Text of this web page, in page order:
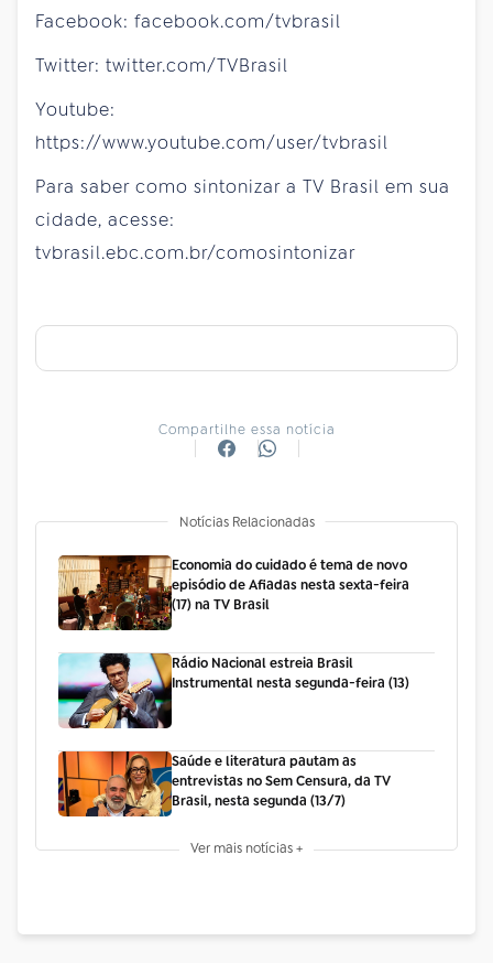
Facebook: facebook.com/tvbrasil
Twitter: twitter.com/TVBrasil
Youtube:
https://www.youtube.com/user/tvbrasil
Para saber como sintonizar a TV Brasil em sua
cidade, acesse:
tvbrasil.ebc.com.br/comosintonizar
Compartilhe essa notícia
Notícias Relacionadas
Economia do cuidado é tema de novo
episódio de Afiadas nesta sexta-feira
(17) na TV Brasil
Rádio Nacional estreia Brasil
Instrumental nesta segunda-feira (13)
Saúde e literatura pautam as
entrevistas no Sem Censura, da TV
Brasil, nesta segunda (13/7)
Ver mais notícias +